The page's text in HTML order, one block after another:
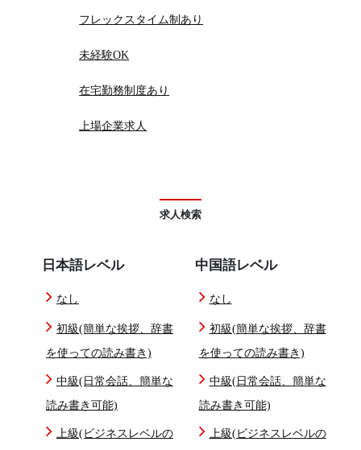
フレックスタイム制あり
未経験OK
在宅勤務制度あり
上場企業求人
求人検索
日本語レベル
なし
初級(簡単な挨拶、辞書
を使っての読み書き)
中級(日常会話、簡単な
読み書き可能)
上級(ビジネスレベルの
中国語レベル
なし
初級(簡単な挨拶、辞書
を使っての読み書き)
中級(日常会話、簡単な
読み書き可能)
上級(ビジネスレベルの